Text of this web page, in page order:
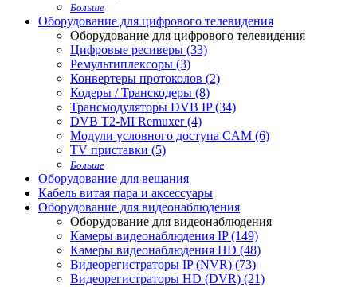
Больше
Оборудование для цифрового телевидения
Оборудование для цифрового телевидения
Цифровые ресиверы (33)
Ремультиплексоры (3)
Конвертеры протоколов (2)
Кодеры / Транскодеры (8)
Трансмодуляторы DVB IP (34)
DVB T2-MI Remuxer (4)
Модули условного доступа CAM (6)
TV приставки (5)
Больше
Оборудование для вещания
Кабель витая пара и аксессуары
Оборудование для видеонаблюдения
Оборудование для видеонаблюдения
Камеры видеонаблюдения IP (149)
Камеры видеонаблюдения HD (48)
Видеорегистраторы IP (NVR) (73)
Видеорегистраторы HD (DVR) (21)